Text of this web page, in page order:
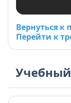
Вернуться к
Перейти к